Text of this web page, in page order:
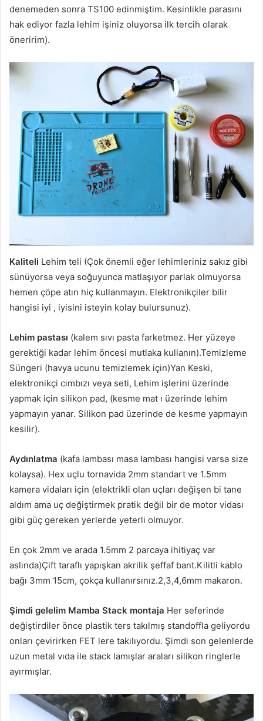
denemeden sonra TS100 edinmiştim. Kesinlikle parasını
hak ediyor fazla lehim işiniz oluyorsa ilk tercih olarak
öneririm).
Kaliteli Lehim teli (Çok önemli eğer lehimleriniz sakız gibi
sünüyorsa veya soğuyunca matlaşıyor parlak olmuyorsa
hemen çöpe atın hiç kullanmayın. Elektronikçiler bilir
hangisi iyi , iyisini isteyin kolay bulursunuz).
Lehim pastası (kalem sıvı pasta farketmez. Her yüzeye
gerektiği kadar lehim öncesi mutlaka kullanın).Temizleme
Süngeri (havya ucunu temizlemek için)Yan Keski,
elektronikçi cımbızı veya seti, Lehim işlerini üzerinde
yapmak için silikon pad, (kesme mat ı üzerinde lehim
yapmayın yanar. Silikon pad üzerinde de kesme yapmayın
kesilir).
Aydınlatma (kafa lambası masa lambası hangisi varsa size
kolaysa). Hex uçlu tornavida 2mm standart ve 1.5mm
kamera vidaları için (elektrikli olan uçları değişen bi tane
aldım ama uç değiştirmek pratik değil bir de motor vidası
gibi güç gereken yerlerde yeterli olmuyor.
En çok 2mm ve arada 1.5mm 2 parcaya ihitiyaç var
aslında)Çift taraflı yapışkan akrilik şeffaf bant.Kilitli kablo
bağı 3mm 15cm, çokça kullanırsınız.2,3,4,6mm makaron.
Şimdi gelelim Mamba Stack montaja Her seferinde
değiştirdiler önce plastik ters takılmış standoffla geliyordu
onları çevirirken FET lere takılıyordu. Şimdi son gelenlerde
uzun metal vıda ile stack lamışlar araları silikon ringlerle
ayırmışlar.